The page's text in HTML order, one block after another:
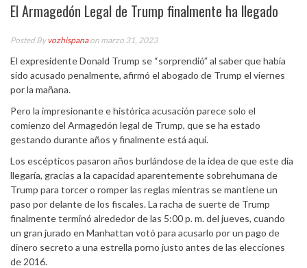
El Armagedón Legal de Trump finalmente ha llegado
Posted Byvozhispanaon marzo 31, 2023
El expresidente Donald Trump se “sorprendió” al saber que había
sido acusado penalmente, afirmó el abogado de Trump el viernes
por la mañana.
Pero la impresionante e histórica acusación parece solo el
comienzo del Armagedón legal de Trump, que se ha estado
gestando durante años y finalmente está aquí.
Los escépticos pasaron años burlándose de la idea de que este día
llegaría, gracias a la capacidad aparentemente sobrehumana de
Trump para torcer o romper las reglas mientras se mantiene un
paso por delante de los fiscales. La racha de suerte de Trump
finalmente terminó alrededor de las 5:00 p. m. del jueves, cuando
un gran jurado en Manhattan votó para acusarlo por un pago de
dinero secreto a una estrella porno justo antes de las elecciones
de 2016.